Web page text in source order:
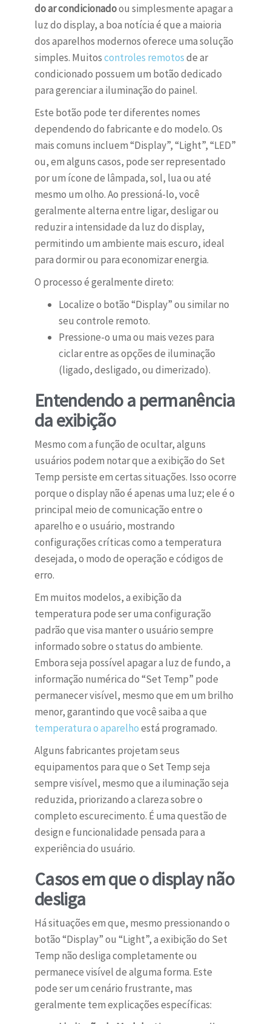
do ar condicionadoou simplesmente apagar a
luz do display, a boa notícia é que a maioria
dos aparelhos modernos oferece uma solução
simples. Muitoscontroles remotosde ar
condicionado possuem um botão dedicado
para gerenciar a iluminação do painel.
Este botão pode ter diferentes nomes
dependendo do fabricante e do modelo. Os
mais comuns incluem “Display”, “Light”, “LED”
ou, em alguns casos, pode ser representado
por um ícone de lâmpada, sol, lua ou até
mesmo um olho. Ao pressioná-lo, você
geralmente alterna entre ligar, desligar ou
reduzir a intensidade da luz do display,
permitindo um ambiente mais escuro, ideal
para dormir ou para economizar energia.
O processo é geralmente direto:
Localize o botão “Display” ou similar no
seu controle remoto.
Pressione-o uma ou mais vezes para
ciclar entre as opções de iluminação
(ligado, desligado, ou dimerizado).
Entendendo a permanência
da exibição
Mesmo com a função de ocultar, alguns
usuários podem notar que a exibição do Set
Temp persiste em certas situações. Isso ocorre
porque o display não é apenas uma luz; ele é o
principal meio de comunicação entre o
aparelho e o usuário, mostrando
configurações críticas como a temperatura
desejada, o modo de operação e códigos de
erro.
Em muitos modelos, a exibição da
temperatura pode ser uma configuração
padrão que visa manter o usuário sempre
informado sobre o status do ambiente.
Embora seja possível apagar a luz de fundo, a
informação numérica do “Set Temp” pode
permanecer visível, mesmo que em um brilho
menor, garantindo que você saiba a que
temperatura o aparelhoestá programado.
Alguns fabricantes projetam seus
equipamentos para que o Set Temp seja
sempre visível, mesmo que a iluminação seja
reduzida, priorizando a clareza sobre o
completo escurecimento. É uma questão de
design e funcionalidade pensada para a
experiência do usuário.
Casos em que o display não
desliga
Há situações em que, mesmo pressionando o
botão “Display” ou “Light”, a exibição do Set
Temp não desliga completamente ou
permanece visível de alguma forma. Este
pode ser um cenário frustrante, mas
geralmente tem explicações específicas: